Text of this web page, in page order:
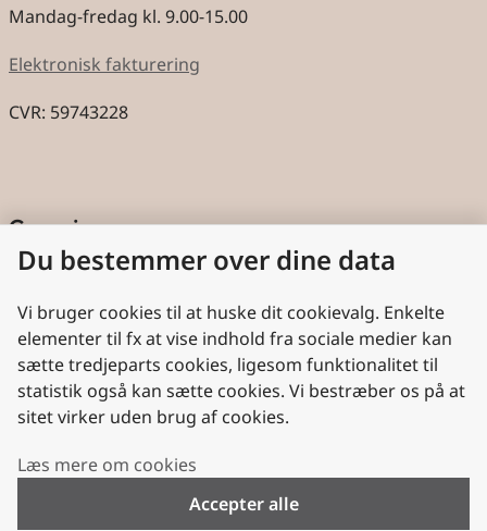
Mandag-fredag kl. 9.00-15.00
Elektronisk fakturering
CVR: 59743228
Genveje
Cookies
Aktindsigt
Persondatabeskyttelse
Nyttige links
Plan- og Landdistriktsstyrelsen
Du bestemmer over dine data
Vi bruger cookies til at huske dit cookievalg. Enkelte
elementer til fx at vise indhold fra sociale medier kan
sætte tredjeparts cookies, ligesom funktionalitet til
statistik også kan sætte cookies. Vi bestræber os på at
sitet virker uden brug af cookies.
Læs mere om cookies
Accepter alle